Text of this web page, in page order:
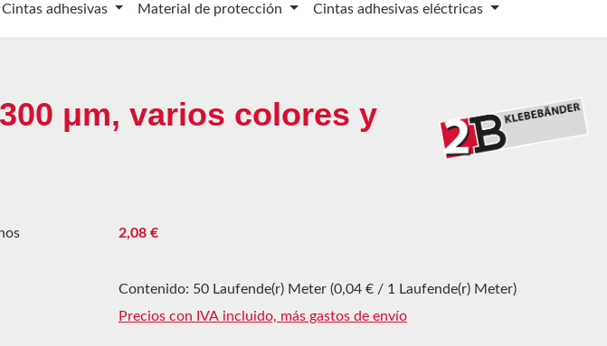
Cintas adhesivas Material de protección Cintas adhesivas eléctricas
μm, varios colores y
Precio normal:
2,08 €
Contenido: 50 Laufende(r) Meter (0,04 € / 1 Laufende(r) Meter)
Precios con IVA incluido, más gastos de envío